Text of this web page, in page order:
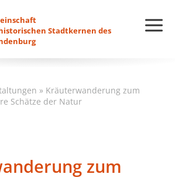
Stadtkernen des
» Kräuterwanderung zum
Schätze der Natur
zum